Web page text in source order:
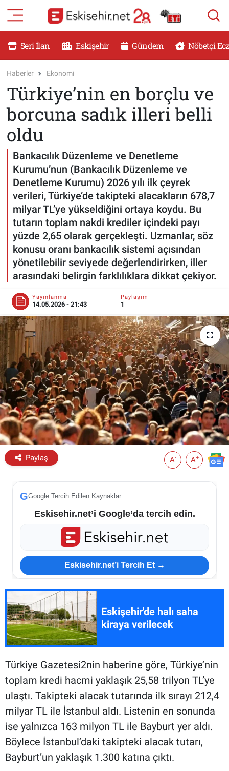
Seri İlan Eskişehir Gündem Nöbetçi
Haberler Ekonomi
Türkiye’nin en borçlu ve
borcuna sadık illeri belli
oldu
Bankacılık Düzenleme ve Denetleme
Kurumu’nun (Bankacılık Düzenleme ve
Denetleme Kurumu) 2026 yılı ilk çeyrek
verileri, Türkiye’de takipteki alacakların 678,7
milyar TL’ye yükseldiğini ortaya koydu. Bu
tutarın toplam nakdi krediler içindeki payı
yüzde 2,65 olarak gerçekleşti. Uzmanlar, söz
konusu oranı bankacılık sistemi açısından
yönetilebilir seviyede değerlendirirken, iller
arasındaki belirgin farklılıklara dikkat çekiyor.
Yayınlanma
14.05.2026 - 21:43
Paylaşım
1
Paylaş A- A+
GGoogle Tercih Edilen Kaynaklar
Eskisehir.net’i Google’da tercih edin.
Eskisehir.net’i Tercih Et →
Eskişehir'de halı saha
kiraya verilecek
Türkiye Gazetesi2nin haberine göre, Türkiye’nin
toplam kredi hacmi yaklaşık 25,58 trilyon TL’ye
ulaştı. Takipteki alacak tutarında ilk sırayı 212,4
milyar TL ile İstanbul aldı. Listenin en sonunda
ise yalnızca 163 milyon TL ile Bayburt yer aldı.
Böylece İstanbul’daki takipteki alacak tutarı,
Bayburt’un yaklaşık 1.300 katına çıktı.
RESMİ İLANLAR
DÜNYA
SAĞLIK
MAGAZİN
KADIN
TEKNOLOJİ
YEMEK
ESKİŞEHİR NÖBETÇİ ECZANELER
Eskişehir Haber İçerikleri
Eskişehir Hava Durumu
Eskişehir Tramvay Saatleri
Eskişehir Otobüs Saatleri
Eskişehir Nöbetçi Eczaneler
Eskişehir Namaz Vakitleri
Eskişehir Trafik Yoğunluk Haritası
Süper Lig Puan Durumu ve Fikstür
Tüm Manşetler
Son Dakika Haberleri
Haber Arşivi